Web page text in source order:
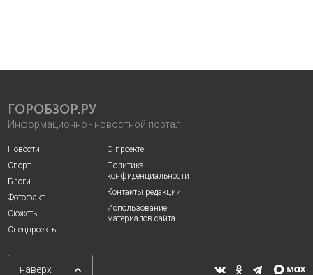
ГОРОБЗОР.РУ
Информационно - новостной портал
Новости
Спорт
Блоги
Фотофакт
Сюжеты
Спецпроекты
О проекте
Политика
конфиденциальности
Контакты редакции
Использование
материалов сайта
наверх